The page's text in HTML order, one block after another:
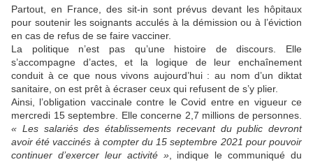
Partout, en France, des sit-in sont prévus devant les hôpitaux
pour soutenir les soignants acculés à la démission ou à l’éviction
en cas de refus de se faire vacciner.
La politique n’est pas qu’une histoire de discours. Elle
s’accompagne d’actes, et la logique de leur enchaînement
conduit à ce que nous vivons aujourd’hui : au nom d’un diktat
sanitaire, on est prêt à écraser ceux qui refusent de s’y plier.
Ainsi, l’obligation vaccinale contre le Covid entre en vigueur ce
mercredi 15 septembre. Elle concerne 2,7 millions de personnes.
« Les salariés des établissements recevant du public devront
avoir été vaccinés à compter du 15 septembre 2021 pour pouvoir
continuer d’exercer leur activité », indique le communiqué du